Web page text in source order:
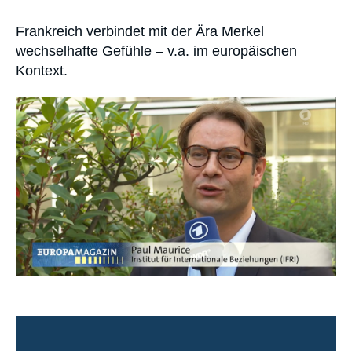
Accroche
Frankreich verbindet mit der Ära Merkel
wechselhafte Gefühle – v.a. im europäischen
Kontext.
Image
principale
médiatique